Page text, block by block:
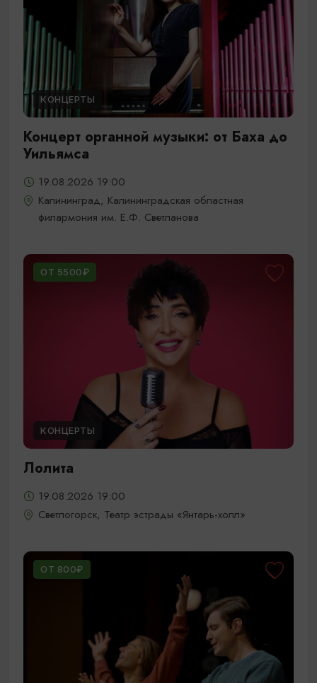
КОНЦЕРТЫ
Концерт органной музыки: от Баха до
Уильямса
19.08.2026 19:00
Калининград, Калининградская областная
филармония им. Е.Ф. Светланова
ОТ 5500₽
КОНЦЕРТЫ
Лолита
19.08.2026 19:00
Светлогорск, Театр эстрады «Янтарь-холл»
ОТ 800₽